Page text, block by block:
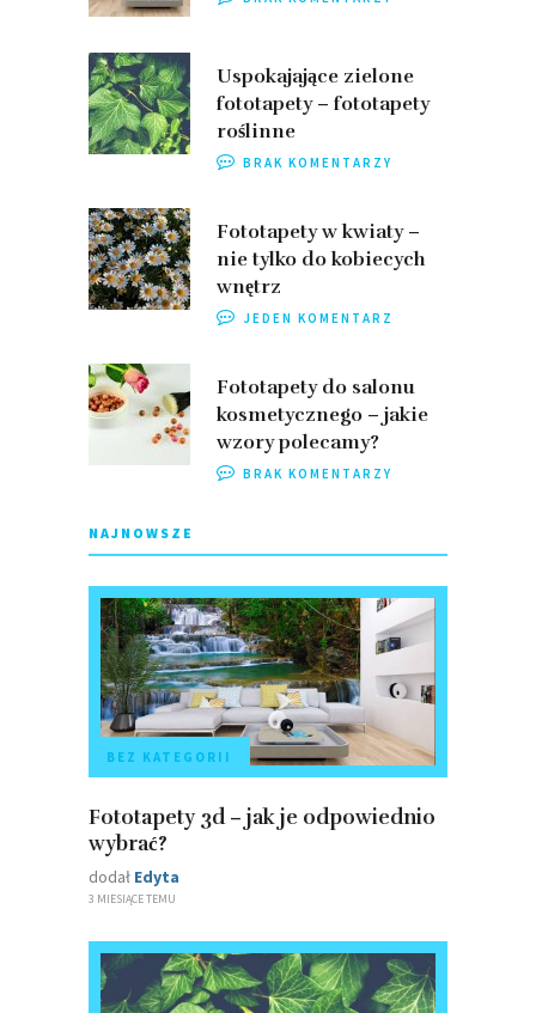
Uspokajające zielone
fototapety – fototapety
roślinne
BRAK KOMENTARZY
Fototapety w kwiaty –
nie tylko do kobiecych
wnętrz
JEDEN KOMENTARZ
Fototapety do salonu
kosmetycznego – jakie
wzory polecamy?
BRAK KOMENTARZY
NAJNOWSZE
BEZ KATEGORII
Fototapety 3d – jak je odpowiednio
wybrać?
dodał Edyta
3 MIESIĄCE TEMU